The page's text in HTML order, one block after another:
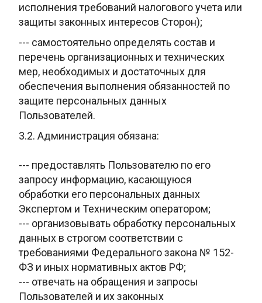
исполнения требований налогового учета или
защиты законных интересов Сторон);
--- самостоятельно определять состав и
перечень организационных и технических
мер, необходимых и достаточных для
обеспечения выполнения обязанностей по
защите персональных данных
Пользователей.
3.2.Администрация обязана:
--- предоставлять Пользователю по его
запросу информацию, касающуюся
обработки его персональных данных
Экспертом и Техническим оператором;
--- организовывать обработку персональных
данных в строгом соответствии с
требованиями Федерального закона № 152-
ФЗ и иных нормативных актов РФ;
--- отвечать на обращения и запросы
Пользователей и их законных